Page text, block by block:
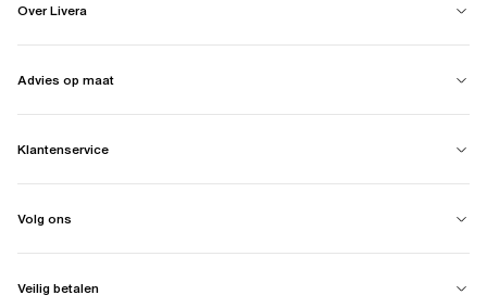
Over Livera
Advies op maat
Klantenservice
Volg ons
Veilig betalen